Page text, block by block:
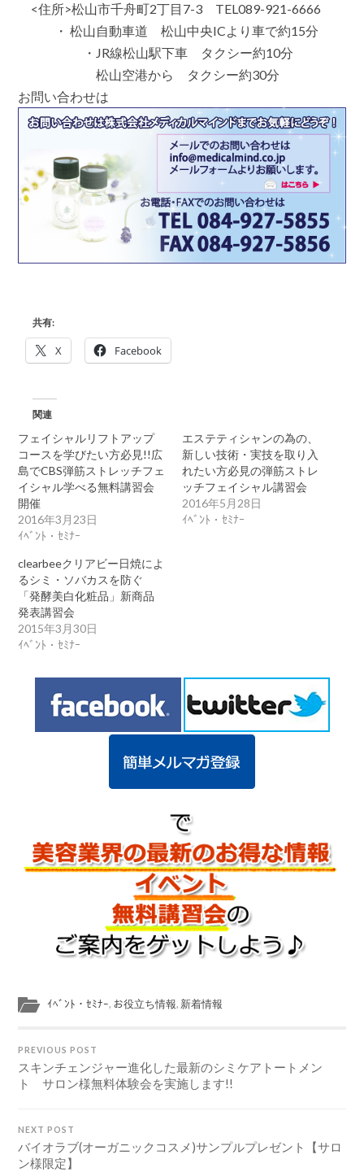
<住所>松山市千舟町2丁目7-3 TEL089-921-6666
・ 松山自動車道 松山中央ICより車で約15分
・JR線松山駅下車 タクシー約10分
松山空港から タクシー約30分
お問い合わせは
共有:
X Facebook
関連
フェイシャルリフトアップ
コースを学びたい方必見!!広
島でCBS弾筋ストレッチフェ
イシャル学べる無料講習会
開催
2016年3月23日
ｲﾍﾞﾝﾄ・ｾﾐﾅｰ
エステティシャンの為の、
新しい技術・実技を取り入
れたい方必見の弾筋ストレ
ッチフェイシャル講習会
2016年5月28日
ｲﾍﾞﾝﾄ・ｾﾐﾅｰ
clearbeeクリアビー日焼によ
るシミ・ソバカスを防ぐ
「発酵美白化粧品」新商品
発表講習会
2015年3月30日
ｲﾍﾞﾝﾄ・ｾﾐﾅｰ
ｲﾍﾞﾝﾄ・ｾﾐﾅｰ, お役立ち情報, 新着情報
PREVIOUS POST
スキンチェンジャー進化した最新のシミケアトートメン
ト サロン様無料体験会を実施します!!
NEXT POST
バイオラブ(オーガニックコスメ)サンプルプレゼント【サロ
ン様限定】